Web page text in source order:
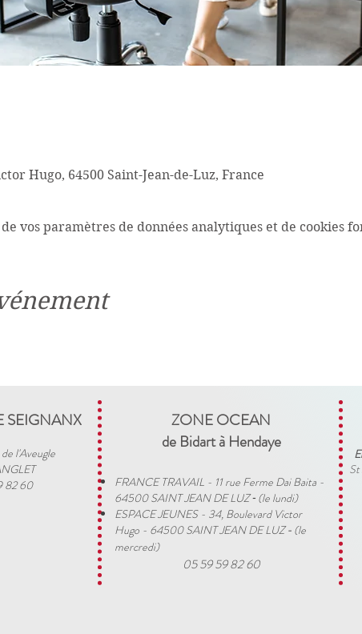
Hugo, 64500 Saint-Jean-de-Luz, France
vos paramètres de données analytiques et de cookies
SEIGNANX
l'Aveugle
82 60
ZONE OCEAN
de Bidart à Hendaye​
FRANCE TRAVAIL - 11 rue Ferme Dai Baita -
64500 SAINT JEAN DE LUZ​ - (le lundi)
ESPACE JEUNES - 34, Boulevard Victor
Hugo - 64500 SAINT JEAN DE LUZ- (le
mercredi)
05 59 59 82 60